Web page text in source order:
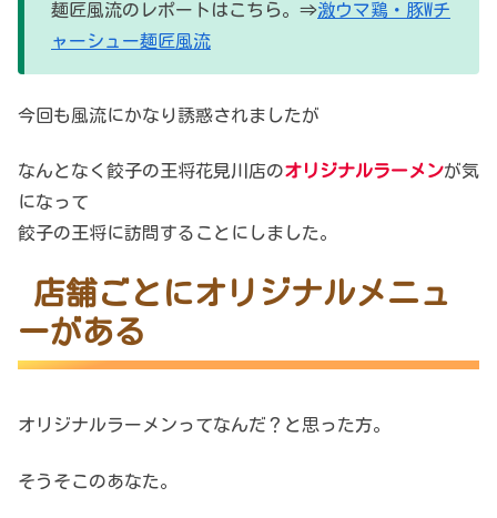
麺匠風流のレポートはこちら。⇒激ウマ鶏・豚Wチ
ャーシュー麺匠風流
今回も風流にかなり誘惑されましたが
なんとなく餃子の王将花見川店のオリジナルラーメンが気
になって
餃子の王将に訪問することにしました。
店舗ごとにオリジナルメニュ
ーがある
オリジナルラーメンってなんだ？と思った方。
そうそこのあなた。